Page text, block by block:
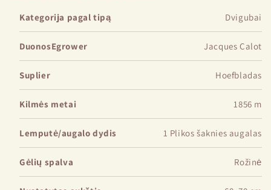
Bijonas amabilis puikiai tinka kurti gėlių lovas, mikserus ir
sodo aranžuotes. Tai gerai su kitais daugiamečiais augalais,
ypač su baltomis ir bordo bijūnais, rožėmis, rainelėmis ir
levandomis. Dėl ilgo žydėjimo ir patrauklios išvaizdos šis
bijūnas bus puikus bet kurio sodo priedas.
Kategorija pagal tipą Dvigubai
DuonosEgrower Jacques Calot
Suplier Hoefbladas
Kilmės metai 1856 m
Lemputė/augalo dydis 1 Plikos šaknies augalas
Gėlių spalva Rožinė